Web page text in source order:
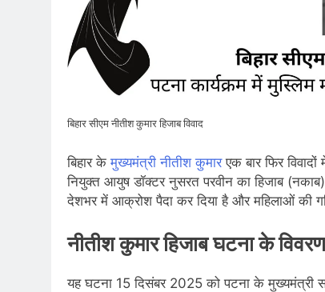
बिहार सीएम नीतीश कुमार हिजाब विवाद
बिहार केमुख्यमंत्री नीतीश कुमारएक बार फिर
नियुक्त आयुष डॉक्टर नुसरत परवीन का हिजाब
देशभर में आक्रोश पैदा कर दिया है और महिलाओं की
नीतीश कुमार हिजाब घटना के विवरण
यह घटना 15 दिसंबर 2025 को पटना के मुख्यमंत्री